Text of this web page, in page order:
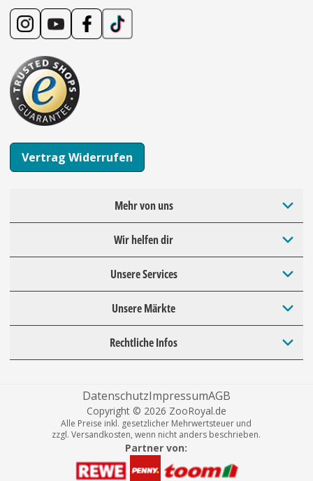
Vertrag Widerrufen
Mehr von uns
Wir helfen dir
Unsere Services
Unsere Märkte
Rechtliche Infos
DatenschutzImpressumAGB
Copyright © 2026 ZooRoyal.de
Alle Preise inkl. gesetzlicher Mehrwertsteuer und
zzgl. Versandkosten, wenn nicht anders beschrieben.
Partner von: